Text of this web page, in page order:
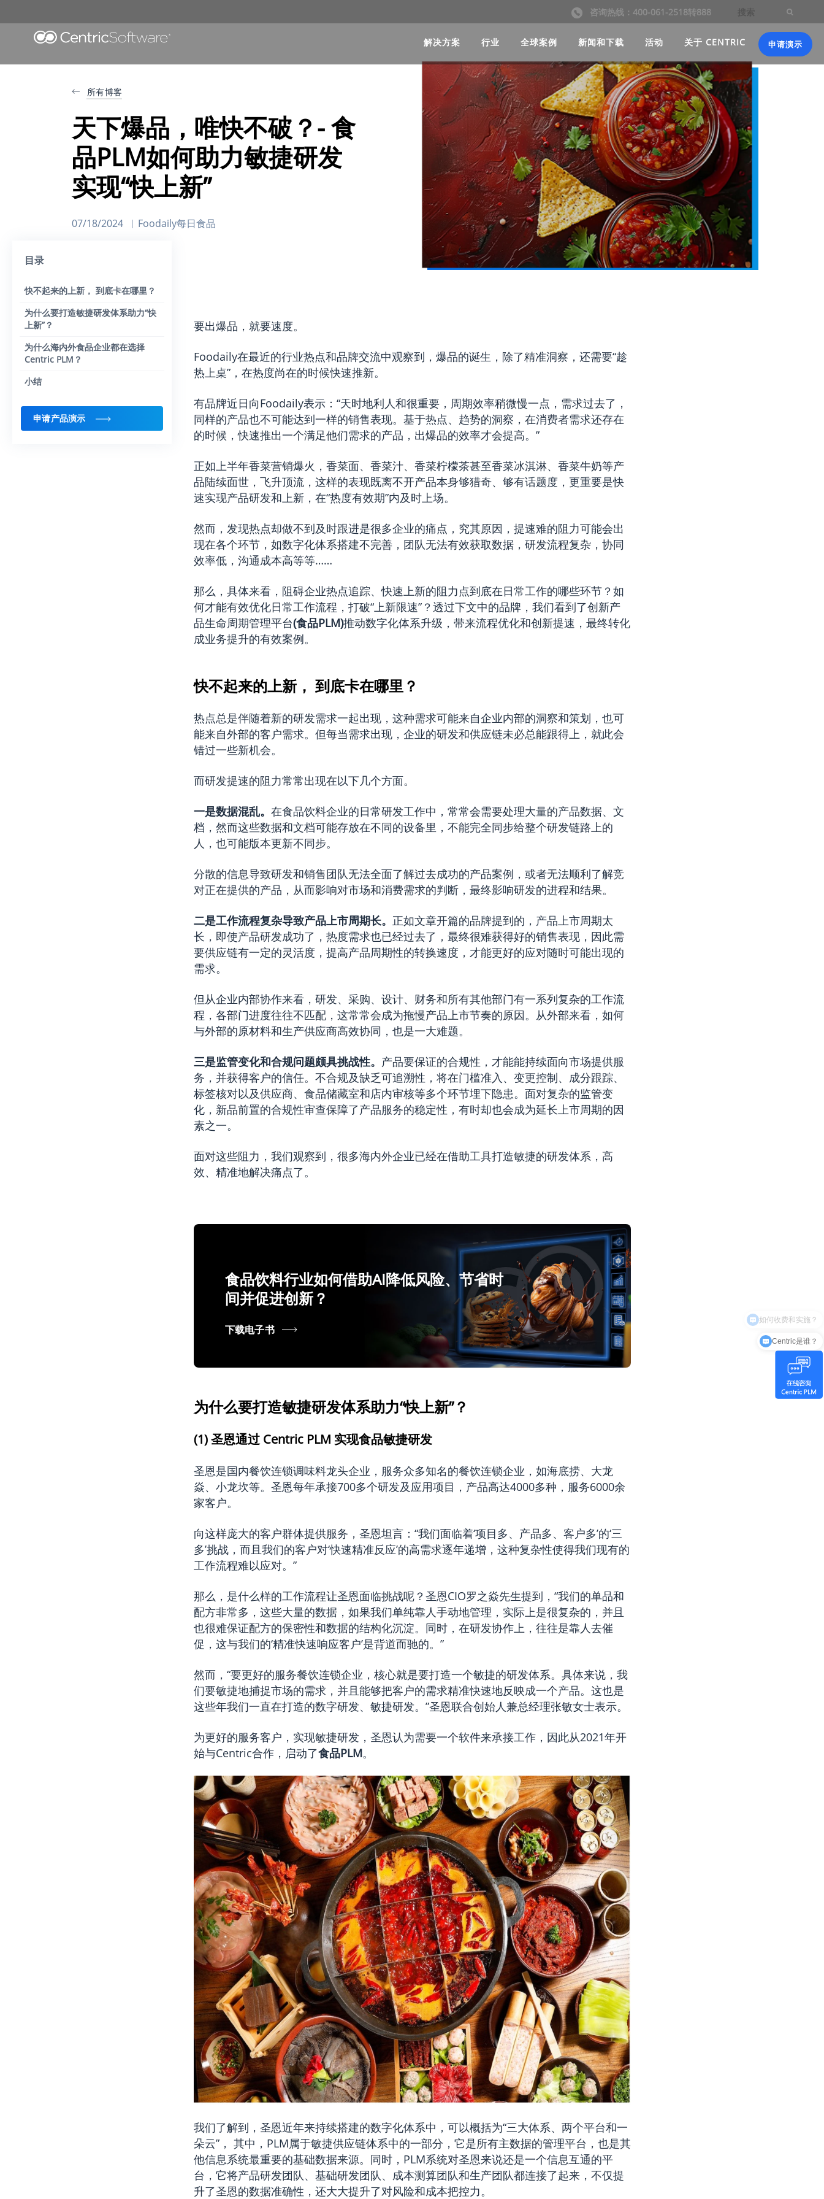
咨询热线：400-061-2518转888
解决方案 行业 全球案例 新闻和下载 活动 关于 CENTRIC 申请演示
所有博客
天下爆品，唯快不破？- 食
品PLM如何助力敏捷研发
实现“快上新”
07/18/2024 Foodaily每日食品
目录
快不起来的上新， 到底卡在哪里？
为什么要打造敏捷研发体系助力“快
上新”？
为什么海内外食品企业都在选择
Centric PLM？
小结
申请产品演示
要出爆品，就要速度。
Foodaily在最近的行业热点和品牌交流中观察到，爆品的诞生，除了精准洞察，还需要“趁
热上桌”，在热度尚在的时候快速推新。
有品牌近日向Foodaily表示：“天时地利人和很重要，周期效率稍微慢一点，需求过去了，
同样的产品也不可能达到一样的销售表现。基于热点、趋势的洞察，在消费者需求还存在
的时候，快速推出一个满足他们需求的产品，出爆品的效率才会提高。”
正如上半年香菜营销爆火，香菜面、香菜汁、香菜柠檬茶甚至香菜冰淇淋、香菜牛奶等产
品陆续面世，飞升顶流，这样的表现既离不开产品本身够猎奇、够有话题度，更重要是快
速实现产品研发和上新，在“热度有效期”内及时上场。
然而，发现热点却做不到及时跟进是很多企业的痛点，究其原因，提速难的阻力可能会出
现在各个环节，如数字化体系搭建不完善，团队无法有效获取数据，研发流程复杂，协同
效率低，沟通成本高等等……
那么，具体来看，阻碍企业热点追踪、快速上新的阻力点到底在日常工作的哪些环节？如
何才能有效优化日常工作流程，打破“上新限速”？透过下文中的品牌，我们看到了创新产
品生命周期管理平台(食品PLM)推动数字化体系升级，带来流程优化和创新提速，最终转化
成业务提升的有效案例。
快不起来的上新， 到底卡在哪里？
热点总是伴随着新的研发需求一起出现，这种需求可能来自企业内部的洞察和策划，也可
能来自外部的客户需求。但每当需求出现，企业的研发和供应链未必总能跟得上，就此会
错过一些新机会。
而研发提速的阻力常常出现在以下几个方面。
一是数据混乱。 在食品饮料企业的日常研发工作中，常常会需要处理大量的产品数据、文
档，然而这些数据和文档可能存放在不同的设备里，不能完全同步给整个研发链路上的
人，也可能版本更新不同步。
分散的信息导致研发和销售团队无法全面了解过去成功的产品案例，或者无法顺利了解竞
对正在提供的产品，从而影响对市场和消费需求的判断，最终影响研发的进程和结果。
二是工作流程复杂导致产品上市周期长。 正如文章开篇的品牌提到的，产品上市周期太
长，即使产品研发成功了，热度需求也已经过去了，最终很难获得好的销售表现，因此需
要供应链有一定的灵活度，提高产品周期性的转换速度，才能更好的应对随时可能出现的
需求。
但从企业内部协作来看，研发、采购、设计、财务和所有其他部门有一系列复杂的工作流
程，各部门进度往往不匹配，这常常会成为拖慢产品上市节奏的原因。从外部来看，如何
与外部的原材料和生产供应商高效协同，也是一大难题。
三是监管变化和合规问题颇具挑战性。 产品要保证的合规性，才能能持续面向市场提供服
务，并获得客户的信任。不合规及缺乏可追溯性，将在门槛准入、变更控制、成分跟踪、
标签核对以及供应商、食品储藏室和店内审核等多个环节埋下隐患。面对复杂的监管变
化，新品前置的合规性审查保障了产品服务的稳定性，有时却也会成为延长上市周期的因
素之一。
面对这些阻力，我们观察到，很多海内外企业已经在借助工具打造敏捷的研发体系，高
效、精准地解决痛点了。
食品饮料行业如何借助AI降低风险、节省时
间并促进创新？
下载电子书
为什么要打造敏捷研发体系助力“快上新”？
(1) 圣恩通过 Centric PLM 实现食品敏捷研发
圣恩是国内餐饮连锁调味料龙头企业，服务众多知名的餐饮连锁企业，如海底捞、大龙
焱、小龙坎等。圣恩每年承接700多个研发及应用项目，产品高达4000多种，服务6000余
家客户。
向这样庞大的客户群体提供服务，圣恩坦言：“我们面临着‘项目多、产品多、客户多’的‘三
多’挑战，而且我们的客户对‘快速精准反应’的高需求逐年递增，这种复杂性使得我们现有的
工作流程难以应对。”
那么，是什么样的工作流程让圣恩面临挑战呢？圣恩CIO罗之焱先生提到，“我们的单品和
配方非常多，这些大量的数据，如果我们单纯靠人手动地管理，实际上是很复杂的，并且
也很难保证配方的保密性和数据的结构化沉淀。同时，在研发协作上，往往是靠人去催
促，这与我们的‘精准快速响应客户’是背道而驰的。”
然而，“要更好的服务餐饮连锁企业，核心就是要打造一个敏捷的研发体系。具体来说，我
们要敏捷地捕捉市场的需求，并且能够把客户的需求精准快速地反映成一个产品。这也是
这些年我们一直在打造的数字研发、敏捷研发。”圣恩联合创始人兼总经理张敏女士表示。
为更好的服务客户，实现敏捷研发，圣恩认为需要一个软件来承接工作，因此从2021年开
始与Centric合作，启动了食品PLM。
我们了解到，圣恩近年来持续搭建的数字化体系中，可以概括为“三大体系、两个平台和一
朵云”， 其中，PLM属于敏捷供应链体系中的一部分，它是所有主数据的管理平台，也是其
他信息系统最重要的基础数据来源。同时，PLM系统对圣恩来说还是一个信息互通的平
台，它将产品研发团队、基础研发团队、成本测算团队和生产团队都连接了起来，不仅提
升了圣恩的数据准确性，还大大提升了对风险和成本把控力。
Centric是谁？